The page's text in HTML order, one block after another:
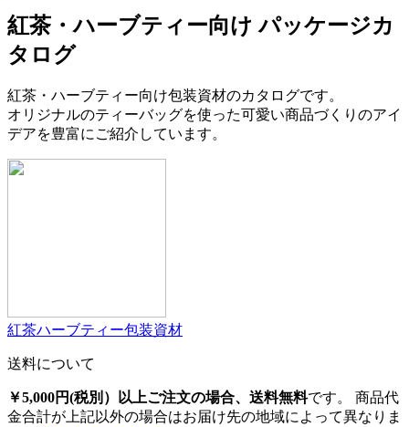
紅茶・ハーブティー向け パッケージカ
タログ
紅茶・ハーブティー向け包装資材のカタログです。
オリジナルのティーバッグを使った可愛い商品づくりのアイ
デアを豊富にご紹介しています。
紅茶ハーブティー包装資材
送料について
￥5,000円(税別）以上ご注文の場合、送料無料です。 商品代
金合計が上記以外の場合はお届け先の地域によって異なりま